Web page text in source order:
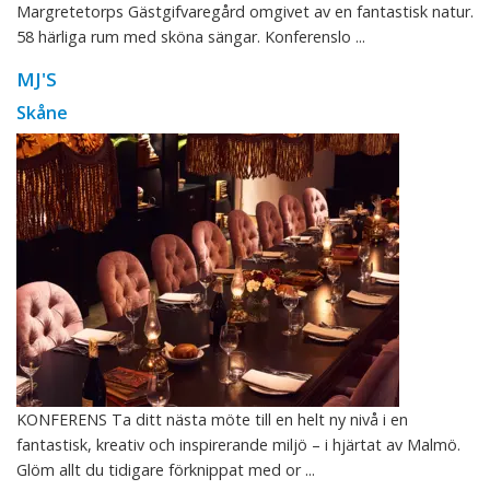
Margretetorps Gästgifvaregård omgivet av en fantastisk natur.
58 härliga rum med sköna sängar. Konferenslo ...
MJ'S
Skåne
KONFERENS Ta ditt nästa möte till en helt ny nivå i en
fantastisk, kreativ och inspirerande miljö – i hjärtat av Malmö.
Glöm allt du tidigare förknippat med or ...